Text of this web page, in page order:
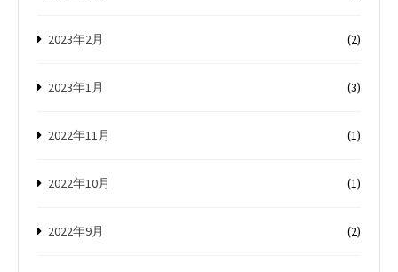
2023年2月 (2)
2023年1月 (3)
2022年11月 (1)
2022年10月 (1)
2022年9月 (2)